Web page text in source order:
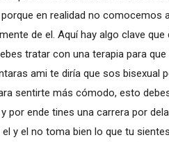
en realidad no comocemos
de el. Aquí hay algo clave
tratar con una terapia para
ami te diría que sos bisexual
sentirte más cómodo, esto
por ende tines una carrera por
y el no toma bien lo que tu